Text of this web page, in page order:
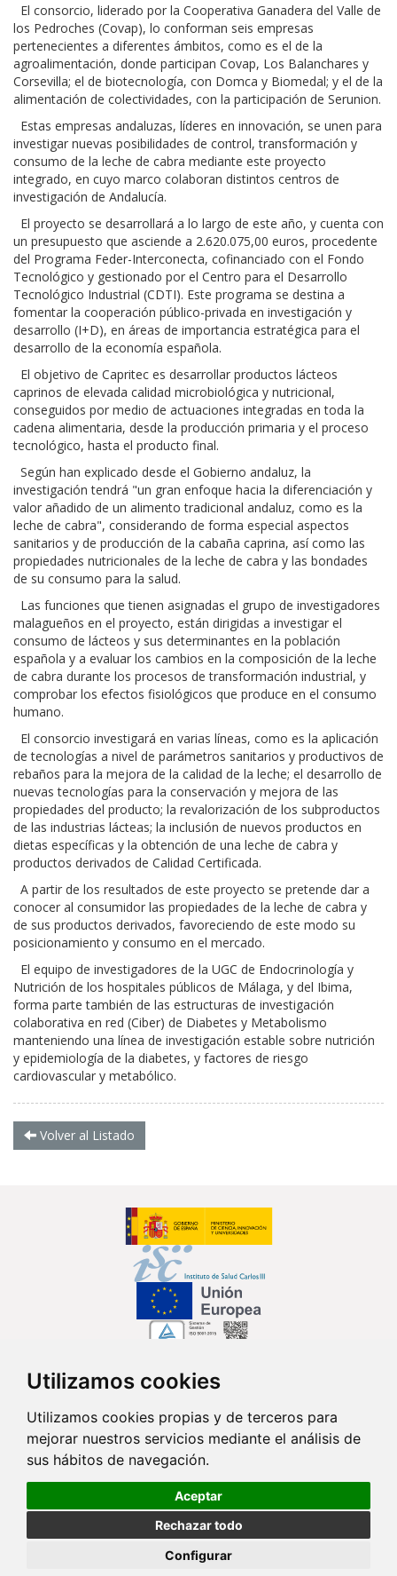
Utilizamos cookies
Utilizamos cookies propias y de terceros para
mejorar nuestros servicios mediante el análisis de
sus hábitos de navegación.
Aceptar
Rechazar todo
Configurar
El consorcio, liderado por la Cooperativa Ganadera del Valle de
los Pedroches (Covap), lo conforman seis empresas
pertenecientes a diferentes ámbitos, como es el de la
agroalimentación, donde participan Covap, Los Balanchares y
Corsevilla; el de biotecnología, con Domca y Biomedal; y el de la
alimentación de colectividades, con la participación de Serunion.
Estas empresas andaluzas, líderes en innovación, se unen para
investigar nuevas posibilidades de control, transformación y
consumo de la leche de cabra mediante este proyecto
integrado, en cuyo marco colaboran distintos centros de
investigación de Andalucía.
El proyecto se desarrollará a lo largo de este año, y cuenta con
un presupuesto que asciende a 2.620.075,00 euros, procedente
del Programa Feder-Interconecta, cofinanciado con el Fondo
Tecnológico y gestionado por el Centro para el Desarrollo
Tecnológico Industrial (CDTI). Este programa se destina a
fomentar la cooperación público-privada en investigación y
desarrollo (I+D), en áreas de importancia estratégica para el
desarrollo de la economía española.
El objetivo de Capritec es desarrollar productos lácteos
caprinos de elevada calidad microbiológica y nutricional,
conseguidos por medio de actuaciones integradas en toda la
cadena alimentaria, desde la producción primaria y el proceso
tecnológico, hasta el producto final.
Según han explicado desde el Gobierno andaluz, la
investigación tendrá "un gran enfoque hacia la diferenciación y
valor añadido de un alimento tradicional andaluz, como es la
leche de cabra", considerando de forma especial aspectos
sanitarios y de producción de la cabaña caprina, así como las
propiedades nutricionales de la leche de cabra y las bondades
de su consumo para la salud.
Las funciones que tienen asignadas el grupo de investigadores
malagueños en el proyecto, están dirigidas a investigar el
consumo de lácteos y sus determinantes en la población
española y a evaluar los cambios en la composición de la leche
de cabra durante los procesos de transformación industrial, y
comprobar los efectos fisiológicos que produce en el consumo
humano.
El consorcio investigará en varias líneas, como es la aplicación
de tecnologías a nivel de parámetros sanitarios y productivos de
rebaños para la mejora de la calidad de la leche; el desarrollo de
nuevas tecnologías para la conservación y mejora de las
propiedades del producto; la revalorización de los subproductos
de las industrias lácteas; la inclusión de nuevos productos en
dietas específicas y la obtención de una leche de cabra y
productos derivados de Calidad Certificada.
A partir de los resultados de este proyecto se pretende dar a
conocer al consumidor las propiedades de la leche de cabra y
de sus productos derivados, favoreciendo de este modo su
posicionamiento y consumo en el mercado.
El equipo de investigadores de la UGC de Endocrinología y
Nutrición de los hospitales públicos de Málaga, y del Ibima,
forma parte también de las estructuras de investigación
colaborativa en red (Ciber) de Diabetes y Metabolismo
manteniendo una línea de investigación estable sobre nutrición
y epidemiología de la diabetes, y factores de riesgo
cardiovascular y metabólico.
Volver al Listado
Síguenos en...
Contacto
Av. Monforte de Lemos, 3-5. Pabellón 11. Planta 0 28029 Madrid
info@ciberisciii.es
Política de Privacidad
| Portal de Transparencia